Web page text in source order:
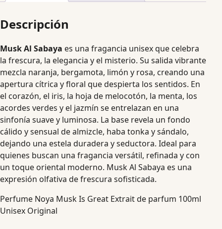
Descripción
Musk Al Sabaya es una fragancia unisex que celebra
la frescura, la elegancia y el misterio. Su salida vibrante
mezcla naranja, bergamota, limón y rosa, creando una
apertura cítrica y floral que despierta los sentidos. En
el corazón, el iris, la hoja de melocotón, la menta, los
acordes verdes y el jazmín se entrelazan en una
sinfonía suave y luminosa. La base revela un fondo
cálido y sensual de almizcle, haba tonka y sándalo,
dejando una estela duradera y seductora. Ideal para
quienes buscan una fragancia versátil, refinada y con
un toque oriental moderno. Musk Al Sabaya es una
expresión olfativa de frescura sofisticada.
Perfume Noya Musk Is Great Extrait de parfum 100ml
Unisex Original